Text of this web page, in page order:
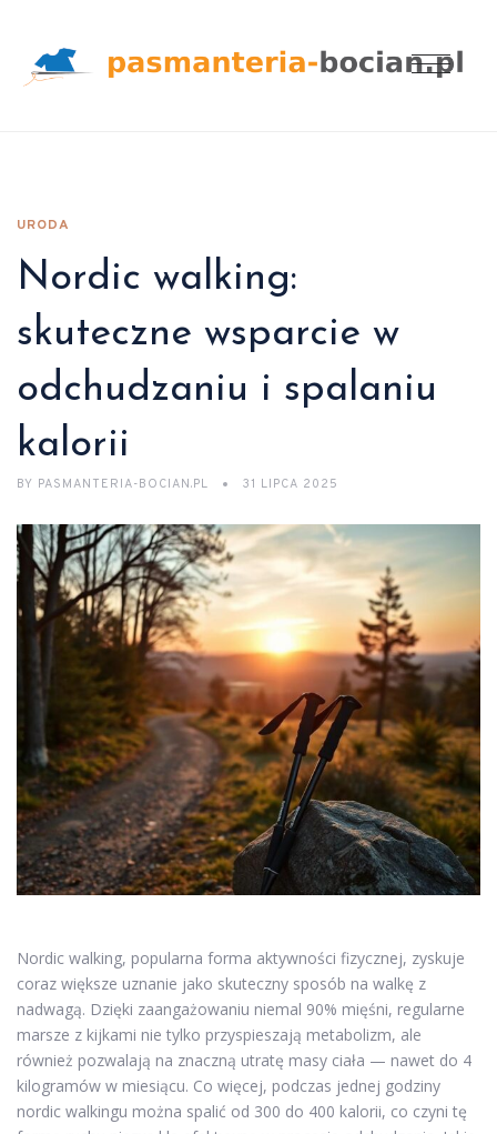
URODA
Nordic walking:
skuteczne wsparcie w
odchudzaniu i spalaniu
kalorii
BY PASMANTERIA-BOCIAN.PL 31 LIPCA 2025
Nordic walking, popularna forma aktywności fizycznej, zyskuje
coraz większe uznanie jako skuteczny sposób na walkę z
nadwagą. Dzięki zaangażowaniu niemal 90% mięśni, regularne
marsze z kijkami nie tylko przyspieszają metabolizm, ale
również pozwalają na znaczną utratę masy ciała — nawet do 4
kilogramów w miesiącu. Co więcej, podczas jednej godziny
nordic walkingu można spalić od 300 do 400 kalorii, co czyni tę